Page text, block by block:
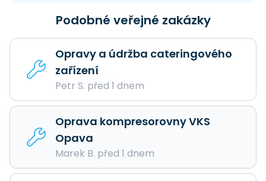
Podobné veřejné zakázky
Opravy a údržba cateringového
zařízení
Petr S. před 1 dnem
Oprava kompresorovny VKS
Opava
Marek B. před 1 dnem